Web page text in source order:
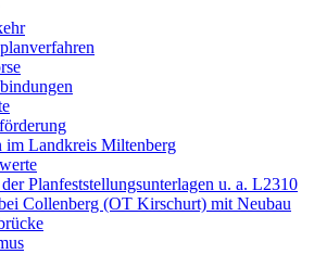
im Landkreis Miltenberg
Planfeststellungsunterlagen u. a. L2310
Collenberg (OT Kirschurt) mit Neubau